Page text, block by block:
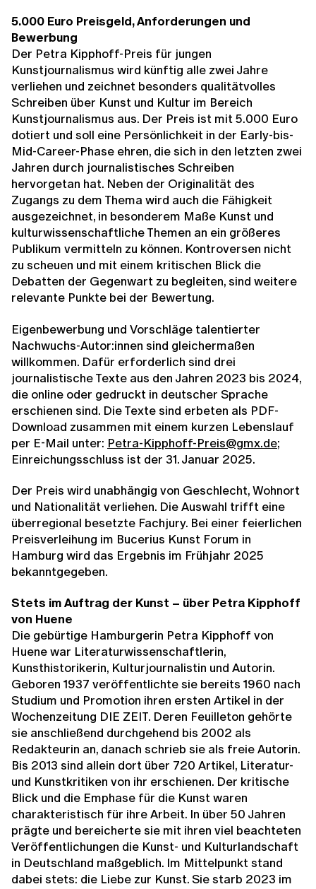
5.000 Euro Preisgeld, Anforderungen und
Bewerbung
Der Petra Kipphoff-Preis für jungen
Kunstjournalismus wird künftig alle zwei Jahre
verliehen und zeichnet besonders qualitätvolles
Schreiben über Kunst und Kultur im Bereich
Kunstjournalismus aus. Der Preis ist mit 5.000 Euro
dotiert und soll eine Persönlichkeit in der Early-bis-
Mid-Career-Phase ehren, die sich in den letzten zwei
Jahren durch journalistisches Schreiben
hervorgetan hat. Neben der Originalität des
Zugangs zu dem Thema wird auch die Fähigkeit
ausgezeichnet, in besonderem Maße Kunst und
kulturwissenschaftliche Themen an ein größeres
Publikum vermitteln zu können. Kontroversen nicht
zu scheuen und mit einem kritischen Blick die
Debatten der Gegenwart zu begleiten, sind weitere
relevante Punkte bei der Bewertung.
Eigenbewerbung und Vorschläge talentierter
Nachwuchs-Autor:innen sind gleichermaßen
willkommen. Dafür erforderlich sind drei
journalistische Texte aus den Jahren 2023 bis 2024,
die online oder gedruckt in deutscher Sprache
erschienen sind. Die Texte sind erbeten als PDF-
Download zusammen mit einem kurzen Lebenslauf
per E-Mail unter: Petra-Kipphoff-Preis@gmx.de;
Einreichungsschluss ist der 31. Januar 2025.
Der Preis wird unabhängig von Geschlecht, Wohnort
und Nationalität verliehen. Die Auswahl trifft eine
überregional besetzte Fachjury. Bei einer feierlichen
Preisverleihung im Bucerius Kunst Forum in
Hamburg wird das Ergebnis im Frühjahr 2025
bekanntgegeben.
Stets im Auftrag der Kunst – über Petra Kipphoff
von Huene
Die gebürtige Hamburgerin Petra Kipphoff von
Huene war Literaturwissenschaftlerin,
Kunsthistorikerin, Kulturjournalistin und Autorin.
Geboren 1937 veröffentlichte sie bereits 1960 nach
Studium und Promotion ihren ersten Artikel in der
Wochenzeitung DIE ZEIT. Deren Feuilleton gehörte
sie anschließend durchgehend bis 2002 als
Redakteurin an, danach schrieb sie als freie Autorin.
Bis 2013 sind allein dort über 720 Artikel, Literatur-
und Kunstkritiken von ihr erschienen. Der kritische
Blick und die Emphase für die Kunst waren
charakteristisch für ihre Arbeit. In über 50 Jahren
prägte und bereicherte sie mit ihren viel beachteten
Veröffentlichungen die Kunst- und Kulturlandschaft
in Deutschland maßgeblich. Im Mittelpunkt stand
dabei stets: die Liebe zur Kunst. Sie starb 2023 im